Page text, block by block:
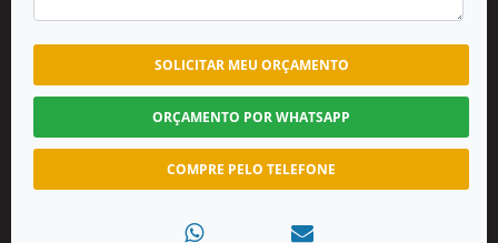
SOLICITAR MEU ORÇAMENTO
ORÇAMENTO POR WHATSAPP
COMPRE PELO TELEFONE